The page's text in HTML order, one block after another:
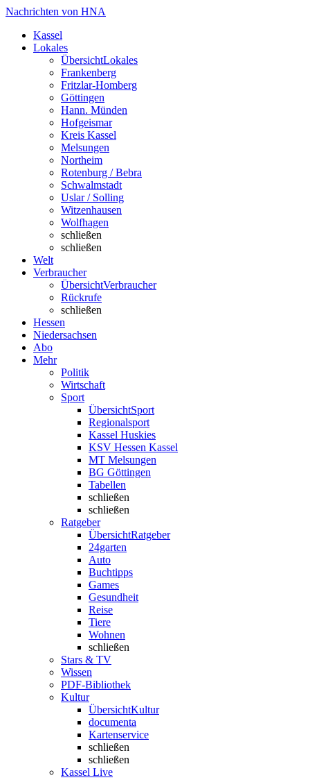
Nachrichten von HNA
Kassel
Lokales
ÜbersichtLokales
Frankenberg
Fritzlar-Homberg
Göttingen
Hann. Münden
Hofgeismar
Kreis Kassel
Melsungen
Northeim
Rotenburg / Bebra
Schwalmstadt
Uslar / Solling
Witzenhausen
Wolfhagen
schließen
schließen
Welt
Verbraucher
ÜbersichtVerbraucher
Rückrufe
schließen
Hessen
Niedersachsen
Abo
Mehr
Politik
Wirtschaft
Sport
ÜbersichtSport
Regionalsport
Kassel Huskies
KSV Hessen Kassel
MT Melsungen
BG Göttingen
Tabellen
schließen
schließen
Ratgeber
ÜbersichtRatgeber
24garten
Auto
Buchtipps
Games
Gesundheit
Reise
Tiere
Wohnen
schließen
Stars & TV
Wissen
PDF-Bibliothek
Kultur
ÜbersichtKultur
documenta
Kartenservice
schließen
schließen
Kassel Live